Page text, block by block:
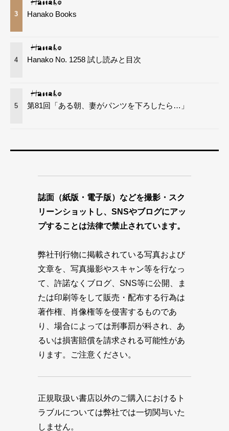
3 Hanako Books
4 Hanako No. 1258 試し読みと目次
5 第81回「ある朝、妻がパンツを下ろしたら…」
誌面（紙版・電子版）などを撮影・スク
リーンショットし、SNSやブログにアッ
プすることは法律で禁止されています。
弊社刊行物に掲載されている写真および
文章を、写真撮影やスキャン等を行なっ
て、許諾なくブログ、SNS等に公開、ま
たは印刷等をして販売・配布する行為は
著作権、肖像権等を侵害するものであ
り、場合によっては刑事罰が科され、あ
るいは損害賠償を請求される可能性があ
ります。ご注意ください。
正規取扱い書店以外のご購入におけるト
ラブルについては弊社では一切関与いた
しません。